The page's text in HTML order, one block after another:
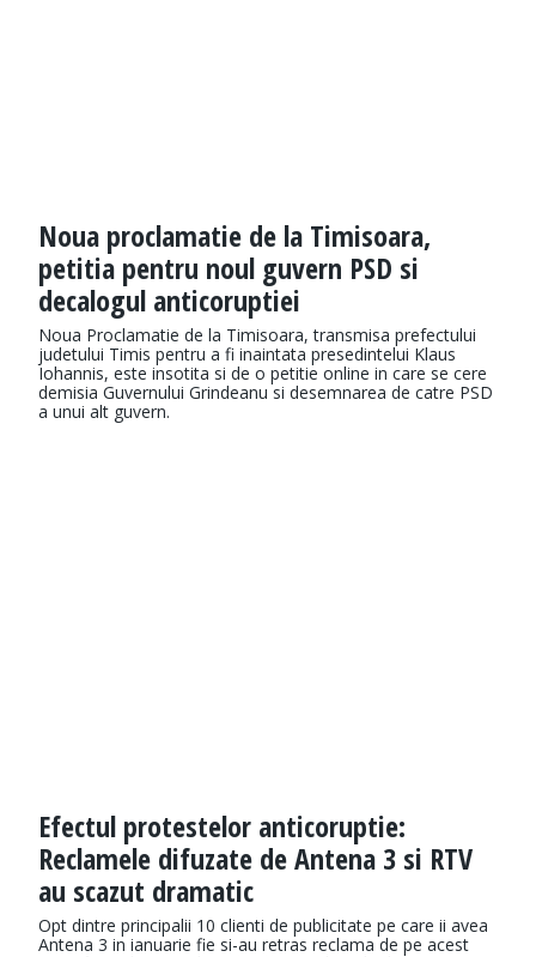
Noua proclamatie de la Timisoara,
petitia pentru noul guvern PSD si
decalogul anticoruptiei
Noua Proclamatie de la Timisoara, transmisa prefectului
judetului Timis pentru a fi inaintata presedintelui Klaus
Iohannis, este insotita si de o petitie online in care se cere
demisia Guvernului Grindeanu si desemnarea de catre PSD
a unui alt guvern.
Efectul protestelor anticoruptie:
Reclamele difuzate de Antena 3 si RTV
au scazut dramatic
Opt dintre principalii 10 clienti de publicitate pe care ii avea
Antena 3 in ianuarie fie si-au retras reclama de pe acest